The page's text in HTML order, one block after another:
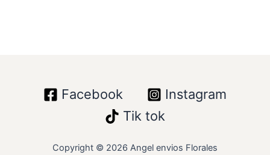
Facebook
Instagram
Tik tok
Copyright © 2026 Angel envios Florales